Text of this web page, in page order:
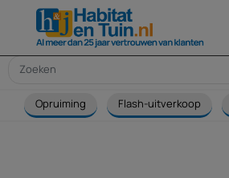
Opruiming Flash-uitverkoop